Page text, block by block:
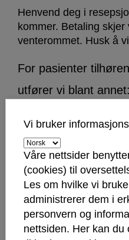
Henvend deg i
kommer. Betaling
venterommet. Husk å
For pasienter
utfører vi blant annet:
Spirometri
Enkel ultralyd
Gynekologisk
celleprøve
Kirurgiske
føflekker,
Vi bruker
Våre nettsider
(cookies) til
Les om hvilke vi
administrerer dem i
personvern og
nettsiden. Her kan du